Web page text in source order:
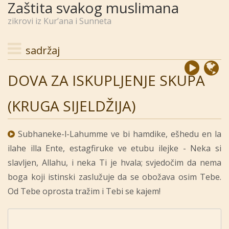
Zaštita svakog muslimana
zikrovi iz Kur’ana i Sunneta
sadržaj
DOVA ZA ISKUPLJENJE SKUPA
(KRUGA SIJELDŽIJA)
Subhaneke-l-Lahumme ve bi hamdike, ešhedu en la
ilahe illa Ente, estagfiruke ve etubu ilejke - Neka si
slavljen, Allahu, i neka Ti je hvala; svjedočim da nema
boga koji istinski zaslužuje da se obožava osim Tebe.
Od Tebe oprosta tražim i Tebi se kajem!